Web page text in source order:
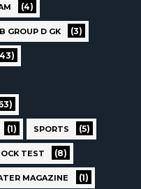
(4)
GROUP D GK (3)
(1) SPORTS (5)
TEST (8)
MAGAZINE (1)